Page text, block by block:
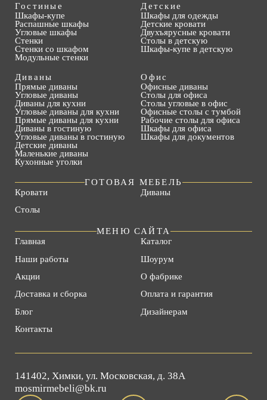
Гостиные
Шкафы-купе
Распашные шкафы
Угловые шкафы
Стенки
Стенки со шкафом
Модульные стенки
Детские
Шкафы для одежды
Детские кровати
Двухъярусные кровати
Столы в детскую
Шкафы-купе в детскую
Диваны
Прямые диваны
Угловые диваны
Диваны для кухни
Угловые диваны для кухни
Прямые диваны для кухни
Диваны в гостиную
Угловые диваны в гостиную
Детские диваны
Маленькие диваны
Кухонные уголки
Офис
Офисные диваны
Столы для офиса
Столы угловые в офис
Офисные столы с тумбой
Рабочие столы для офиса
Шкафы для офиса
Шкафы для документов
ГОТОВАЯ МЕБЕЛЬ
Кровати
Диваны
Столы
МЕНЮ САЙТА
Главная
Каталог
Наши работы
Шоурум
Акции
О фабрике
Доставка и сборка
Оплата и гарантия
Блог
Дизайнерам
Контакты
141402, Химки, ул. Московская, д. 38А
mosmirmebeli@bk.ru